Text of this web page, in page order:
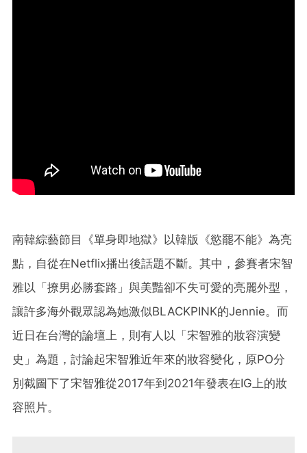
南韓綜藝節目《單身即地獄》以韓版《慾罷不能》為亮
點，自從在Netflix播出後話題不斷。其中，參賽者宋智
雅以「撩男必勝套路」與美豔卻不失可愛的亮麗外型，
讓許多海外觀眾認為她激似BLACKPINK的Jennie。而
近日在台灣的論壇上，則有人以「宋智雅的妝容演變
史」為題，討論起宋智雅近年來的妝容變化，原PO分
別截圖下了宋智雅從2017年到2021年發表在IG上的妝
容照片。